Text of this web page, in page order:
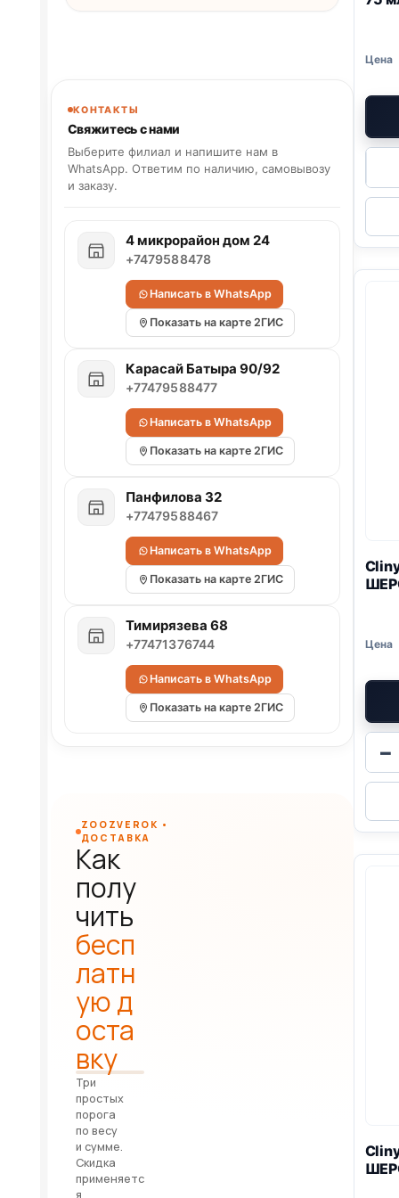
−
КОНТАКТЫ
Свяжитесь с нами
Выберите филиал и напишите нам в
WhatsApp. Ответим по наличию, самовывозу
и заказу.
4 микрорайон дом 24
+7479588478
Написать в WhatsApp
Показать на карте 2ГИС
Карасай Батыра 90/92
+77479588477
Написать в WhatsApp
Показать на карте 2ГИС
Панфилова 32
+77479588467
Написать в WhatsApp
Показать на карте 2ГИС
Тимирязева 68
+77471376744
Написать в WhatsApp
Показать на карте 2ГИС
ZOOZVEROK •
ДОСТАВКА
Как
полу
чить
бесп
латн
ую д
оста
вку
Три
простых
порога
по весу
и сумме.
Скидка
применяетс
я